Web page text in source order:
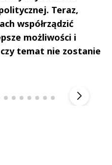
Teraz,
współrządzić
możliwości i
temat nie zostanie